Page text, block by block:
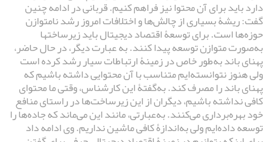
دارد باید برای آن محتوا نیز فراهم کنیم. قربانی در ادامه چنین
گفت: ریشۀ بسیاری از چالش‌ها و اختلافات امروز رشد نامتوازن
حوزه‌ها است. برای توسعۀ اقتصاد دیجیتال باید زیرساختها
به‌صورت متوازن توسعه پیدا کنند. به عبارت دیگر، در حال حاضر،
پهنای باند به‌طور خاص در زمینۀ ارتباطات سیار رشد کرده است
ولی هنوز نتوانسته‌ایم متناسب با آن محتوایی داشته باشیم که
پهنای باند را مصرف کند. به‌گفتۀ این کارشناس، وقتی ما محتوای
کافی نداشته باشیم، دیگران از این زیرساخت‌‌ها در راستای منافع
خود بهره‌برداری می‌کنند. به‌عبارتی، مانند این می‌ماند که جاده‌ها را
توسعه داده‌ایم ولی به‌اندازۀ کافی ماشین نداریم. وی ادامه داد